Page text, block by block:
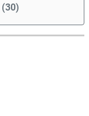
(30)